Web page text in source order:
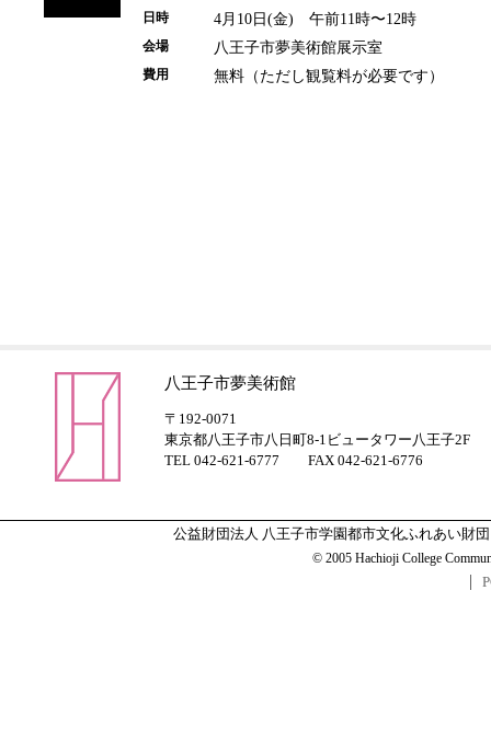
日時 4月10日(金) 午前11時〜12時
会場 八王子市夢美術館展示室
費用 無料（ただし観覧料が必要です）
八王子市夢美術館
〒192-0071
東京都八王子市八日町8-1ビュータワー八王子2F
TEL 042-621-6777 FAX 042-621-6776
公益財団法人 八王子市学園都市文化ふれあい財団
© 2005 Hachioji College